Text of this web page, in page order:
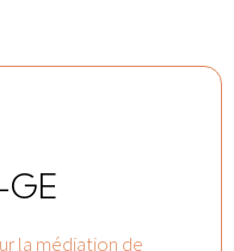
la médiation de